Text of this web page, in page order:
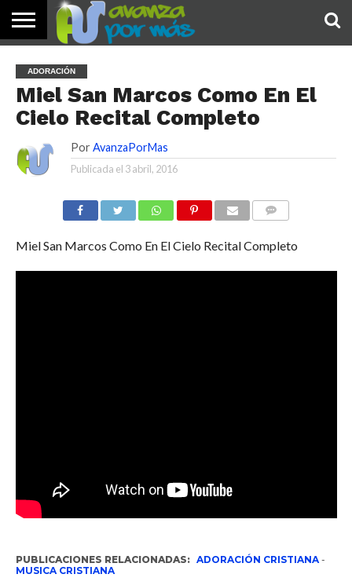
PALABRA
DE HOY
DEVOCIONALES
NOTICIAS
TESTIMONIOS
ORACIONES
SOBRE
NOSOTROS
IMÁGENES
ADORACIÓN
Miel San Marcos Como En El
Cielo Recital Completo
Por AvanzaPorMas
Publicada el 3 abril, 2016
Miel San Marcos Como En El Cielo Recital Completo
PUBLICACIONES RELACIONADAS: ADORACIÓN CRISTIANA-
MUSICA CRISTIANA